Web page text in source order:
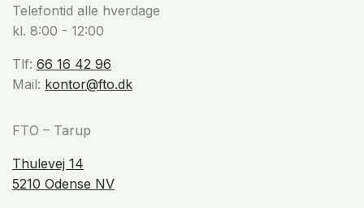
Telefontid alle hverdage
kl. 8:00 - 12:00
Tlf: 66 16 42 96
Mail: kontor@fto.dk
FTO – Tarup
Thulevej 14
5210 Odense NV